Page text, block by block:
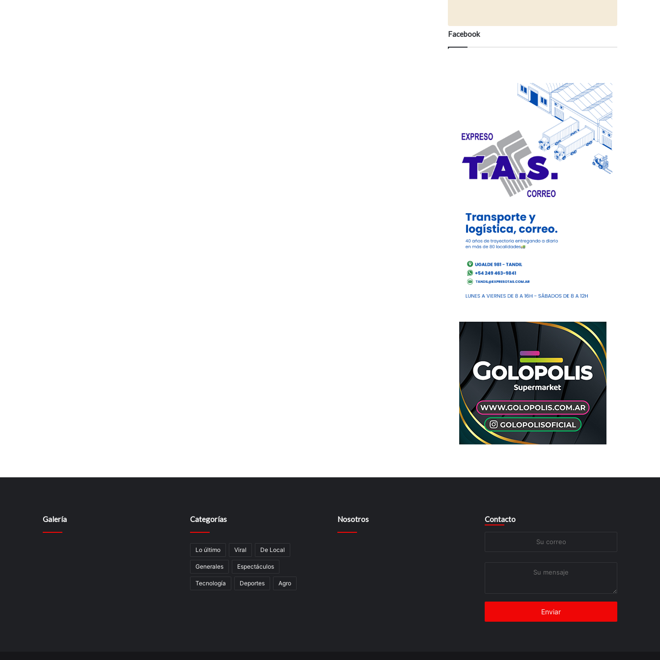
Facebook
Galería Categorías
Lo último Viral De Local
Generales Espectáculos
Tecnologí­a Deportes Agro
Nosotros Contacto